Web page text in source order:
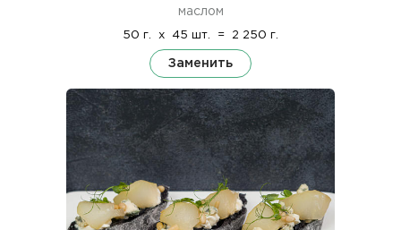
маслом
50 г. x 45 шт. = 2 250 г.
Заменить